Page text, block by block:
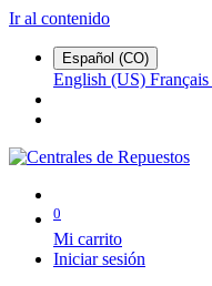
Ir al contenido
Español (CO)
English (US) Français
0
Mi carrito
Iniciar sesión